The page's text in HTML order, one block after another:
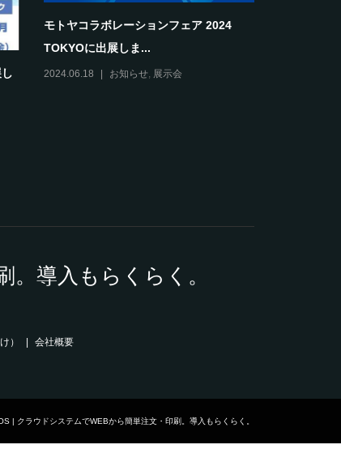
モトヤコラボレーションフェア 2024
TOKYOに出展しま...
2024.06.18 お知らせ, 展示会
導入もらくらく。
） 会社概要
| クラウドシステムでWEBから簡単注文・印刷。導入もらくらく。